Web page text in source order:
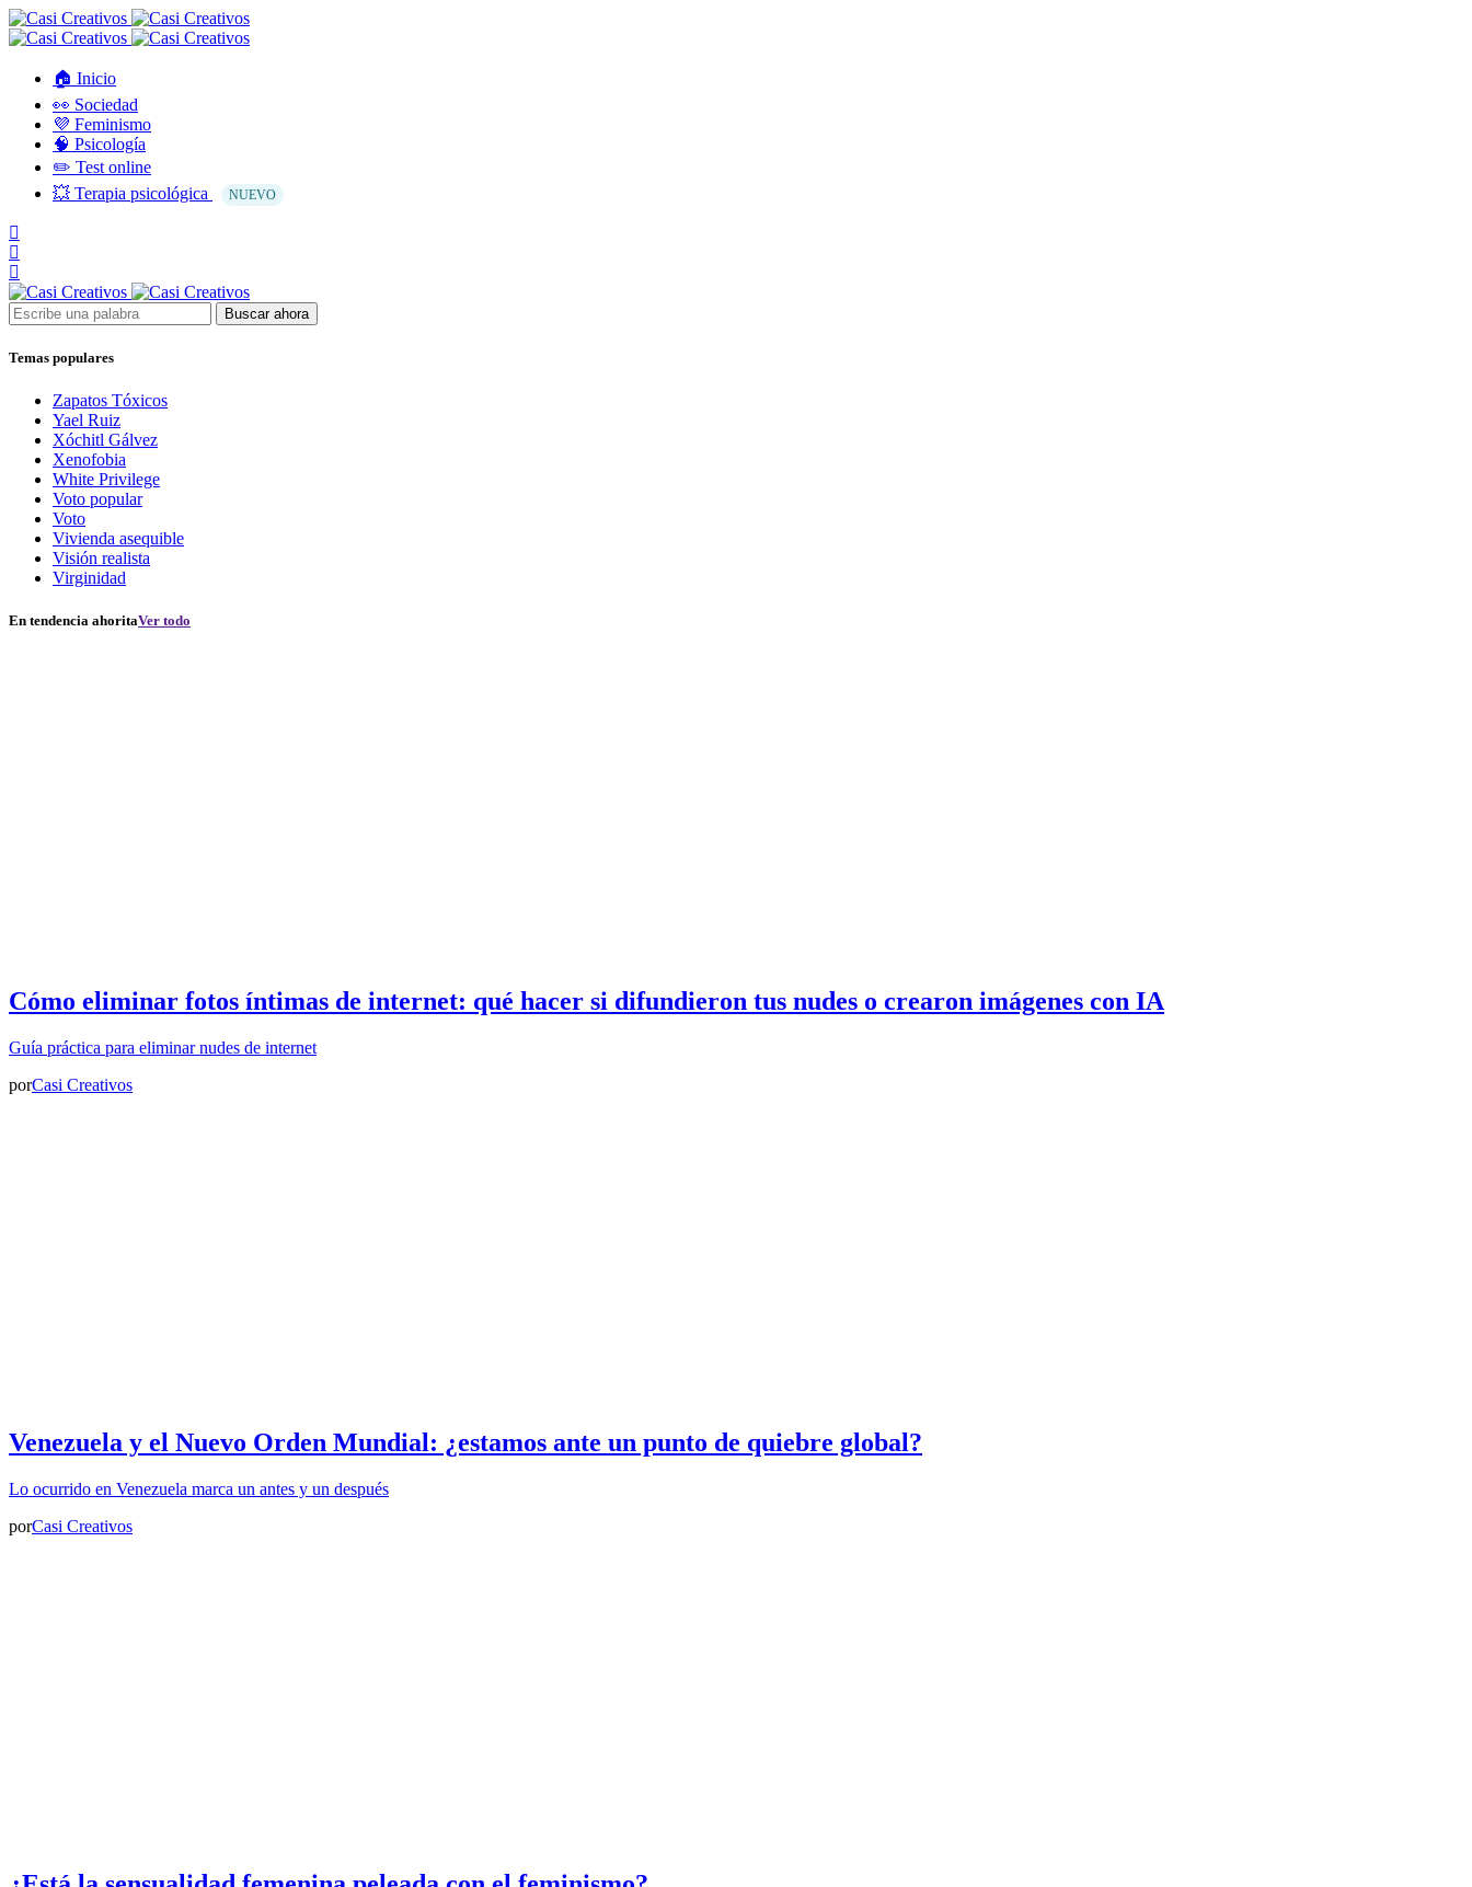
🏠 Inicio
👀 Sociedad
💜 Feminismo
🧠 Psicología
✏️ Test online
💥 Terapia psicológica
NUEVO
Buscar ahora
Temas populares
Zapatos Tóxicos
Yael Ruiz
Xóchitl Gálvez
Xenofobia
White Privilege
Voto popular
Voto
Vivienda asequible
Visión realista
Virginidad
En tendencia ahoritaVer todo
Cómo eliminar fotos íntimas de internet: qué hacer si difundieron tus nudes o crearon imágenes con IA
Guía práctica para eliminar nudes de internet
porCasi Creativos
Venezuela y el Nuevo Orden Mundial: ¿estamos ante un punto de quiebre global?
Lo ocurrido en Venezuela marca un antes y un después
porCasi Creativos